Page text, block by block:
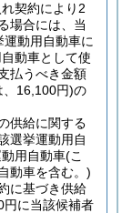
契約により2
場合には、当
動用自動車に
動車として使
払うべき金額
16,100円)の
供給に関する
選挙運動用自
用自動車(こ
動車を含む。)
に基づき供給
円に当該候補者